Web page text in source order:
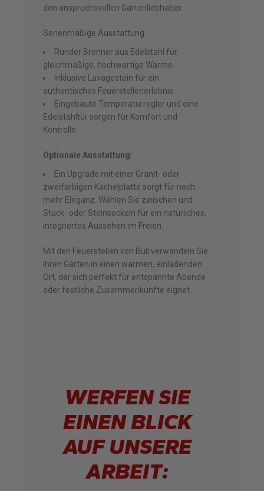
den anspruchsvollen Gartenliebhaber.
Serienmäßige Ausstattung:
Runder Brenner aus Edelstahl für
gleichmäßige, hochwertige Wärme.
Inklusive Lavagestein für ein
authentisches Feuerstellenerlebnis.
Eingebaute Temperaturregler und eine
Edelstahltür sorgen für Komfort und
Kontrolle.
Optionale Ausstattung:
Ein Upgrade mit einer Granit- oder
zweifarbigen Kachelplatte sorgt für noch
mehr Eleganz. Wählen Sie zwischen und
Stuck- oder Steinsockeln für ein natürliches,
integriertes Aussehen im Freien.
Mit den Feuerstellen von Bull verwandeln Sie
Ihren Garten in einen warmen, einladenden
Ort, der sich perfekt für entspannte Abende
oder festliche Zusammenkünfte eignet.
WERFEN SIE
EINEN BLICK
AUF UNSERE
ARBEIT: